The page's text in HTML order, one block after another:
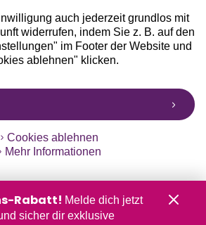
auch jederzeit grundlos mit
widerrufen, indem Sie z. B. auf den
im Footer der Website und
ablehnen" klicken.
Cookies ablehnen
Mehr Informationen
Rabatt! Melde dich jetzt
sicher dir exklusive